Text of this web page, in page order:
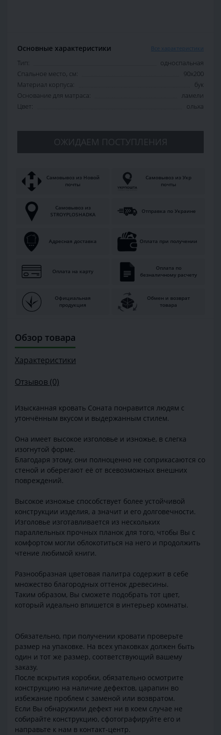
Основные характеристики Все характеристики
Тип:
односпальная
Спальное место, см:
90х200
Материал корпуса:
бук
Основание для матраса:
ламели
Цвет:
ольха
ОЖИДАЕМ ПОСТУПЛЕНИЯ
Самовывоз из Новой
почты
Самовывоз из Укр
почты
Самовывоз из
STROYPLOSHADKA
Отправка по Украине
Адресная доставка Оплата при получении
Оплата на карту
Оплата по
безналичному расчету
Официальная
продукция
Обмен и возврат
товара
Обзор товара
Характеристики
Отзывов (0)
Изысканная кровать Соната понравится людям с
утончённым вкусом и выдержанным стилем.
Она имеет высокое изголовье и изножье, в слегка
изогнутой форме.
Благодаря этому, они полноценно не соприкасаются со
стеной и оберегают её от всевозможных внешних
повреждений.
Высокое изножье способствует более устойчивой
конструкции изделия, а значит и его долговечности.
Изголовье изготавливается из нескольких
параллельных прочных планок для того, чтобы Вы с
комфортом могли облокотиться на него и продолжить
чтение любимой книги.
Разнообразная цветовая палитра содержит в себе
множество благородных оттенок древесины.
Таким образом, Вы сможете подобрать тот цвет,
который идеально впишется в интерьер комнаты.
Обязательно, при получении кровати проверьте
размер на упаковке. На всех упаковках должен быть
один и тот же размер, соответствующий вашему
заказу.
После вскрытия коробки, обязательно осмотрите
конструкцию на наличие дефектов, царапин во
избежание проблем с заменой или возвратом.
Если Вы обнаружили дефект ни в коем случае не
собирайте конструкцию, сфотографируйте его и
направьте к нам в контакт-центр.